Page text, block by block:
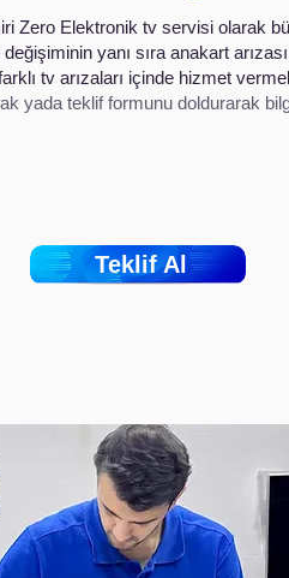
Zero Elektronik tv servisi olarak
değişiminin yanı sıra anakart
tv arızaları içinde hizmet
yada teklif formunu doldurarak
Teklif Al